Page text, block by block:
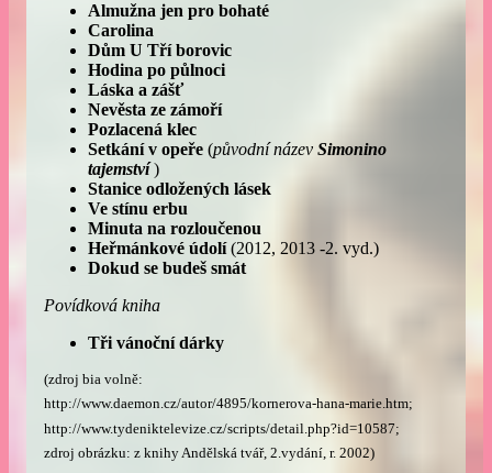
Almužna jen pro bohaté
Carolina
Dům U Tří borovic
Hodina po půlnoci
Láska a zášť
Nevěsta ze zámoří
Pozlacená klec
Setkání v opeře (původní název Simonino
tajemství )
Stanice odložených lásek
Ve stínu erbu
Minuta na rozloučenou
Heřmánkové údolí(2012, 2013 -2. vyd.)
Dokud se budeš smát
Povídková kniha
Tři vánoční dárky
(zdroj bia volně:
http://www.daemon.cz/autor/4895/kornerova-hana-marie.htm;
http://www.tydeniktelevize.cz/scripts/detail.php?id=10587;
zdroj obrázku: z knihy Andělská tvář, 2.vydání, r. 2002)